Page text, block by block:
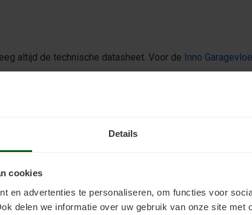
Details
cookies
en advertenties te personaliseren, om functies voor
delen we informatie over uw gebruik van onze site met
altijd de technische datasheet. Voor de Inno
~20 uur)
na ~3 dagen
ook pas na 7 dagen met water in contact komen
en onder gemiddeld 12°C kunt u beter niet coaten.
het uitrollen.
olie en chemicaliën in de vloer trekken, beschermt